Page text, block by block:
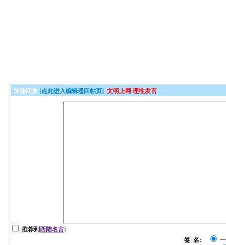
简捷回复 [点此进入编辑器回帖页] 文明上网 理性发言
推荐到西陆名言:
签 名: